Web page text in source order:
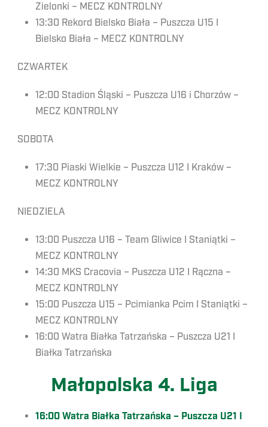
Zielonki – MECZ KONTROLNY
13:30 Rekord Bielsko Biała – Puszcza U15 I
Bielsko Biała – MECZ KONTROLNY
CZWARTEK
12:00 Stadion Śląski – Puszcza U16 i Chorzów –
MECZ KONTROLNY
SOBOTA
17:30 Piaski Wielkie – Puszcza U12 I Kraków –
MECZ KONTROLNY
NIEDZIELA
13:00 Puszcza U16 – Team Gliwice I Staniątki –
MECZ KONTROLNY
14:30 MKS Cracovia – Puszcza U12 I Rączna –
MECZ KONTROLNY
15:00 Puszcza U15 – Pcimianka Pcim I Staniątki –
MECZ KONTROLNY
16:00 Watra Białka Tatrzańska – Puszcza U21 I
Białka Tatrzańska
Małopolska 4. Liga
16:00 Watra Białka Tatrzańska – Puszcza U21 I